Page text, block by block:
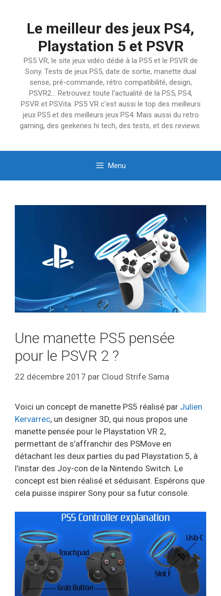
Le meilleur des jeux PS4,
Playstation 5 et PSVR
PS5 VR, le site jeux vidéo dédié à la PS5 et le PSVR de
Sony. Tests de jeux PS5, date de sortie, manette dual
sense, pré-commande, rétro compatibilité, design,
PSVR2… Retrouvez toute l'actualité de la PS5, PS4,
PSVR et PSVita. PS5 VR c'est aussi le top des meilleurs
jeux PS5 et des meilleurs jeux PS4. Mais aussi du retro
gaming, des geekeries hi tech, des tests, et des reviews.
Menu
Une manette PS5 pensée
pour le PSVR 2 ?
22 décembre 2017 par Cloud Strife Sama
Voici un concept de manette PS5 réalisé par Julien
Kervarrec, un designer 3D, qui nous propos une
manette pensée pour le Playstation VR 2,
permettant de s’affranchir des PSMove en
détachant les deux parties du pad Playstation 5, à
l’instar des Joy-con de la Nintendo Switch. Le
concept est bien réalisé et séduisant. Espérons que
cela puisse inspirer Sony pour sa futur console.